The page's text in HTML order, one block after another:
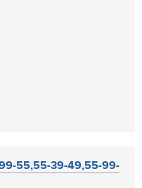
55,55-39-49,55-99-